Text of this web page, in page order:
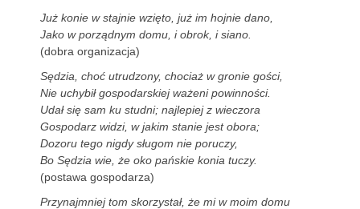
Już konie w stajnie wzięto, już im hojnie dano,
Jako w porządnym domu, i obrok, i siano.
(dobra organizacja)
Sędzia, choć utrudzony, chociaż w gronie gości,
Nie uchybił gospodarskiej ważeni powinności.
Udał się sam ku studni; najlepiej z wieczora
Gospodarz widzi, w jakim stanie jest obora;
Dozoru tego nigdy sługom nie poruczy,
Bo Sędzia wie, że oko pańskie konia tuczy.
(postawa gospodarza)
Przynajmniej tom skorzystał, że mi w moim domu